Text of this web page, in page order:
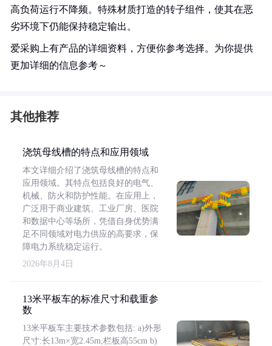
高负荷运行不降频。特殊材质打造的转子组件，使其在恶
劣环境下仍能保持稳定输出。
爱采购上有产品的详细资料，方便你参考选择。为你提供
更加详细的信息参考～
其他推荐
浇筑母线槽的特点和应用领域
本文详细介绍了浇筑母线槽的特点和
应用领域。其特点包括良好的电气、
机械、防火和防护性能。在应用上，
广泛用于商业建筑、工业厂房、医院
和数据中心等场所，凭借自身优势满
足不同领域对电力供应的高要求，保
障电力系统稳定运行。
2026年8月4日
13米平板车的标准尺寸和载重参
数
13米平板车主要技术参数包括: a)外形
尺寸:长13m×宽2.45m,栏板高55cm b)